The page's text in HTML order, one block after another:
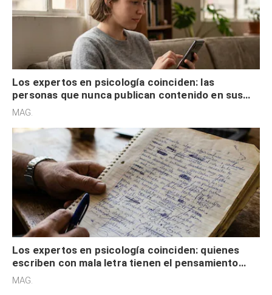
Los expertos en psicología coinciden: las
personas que nunca publican contenido en sus
redes sociales no pretenden buscar validación
MAG.
Los expertos en psicología coinciden: quienes
escriben con mala letra tienen el pensamiento
acelerado y no lo hacen por desinterés
MAG.